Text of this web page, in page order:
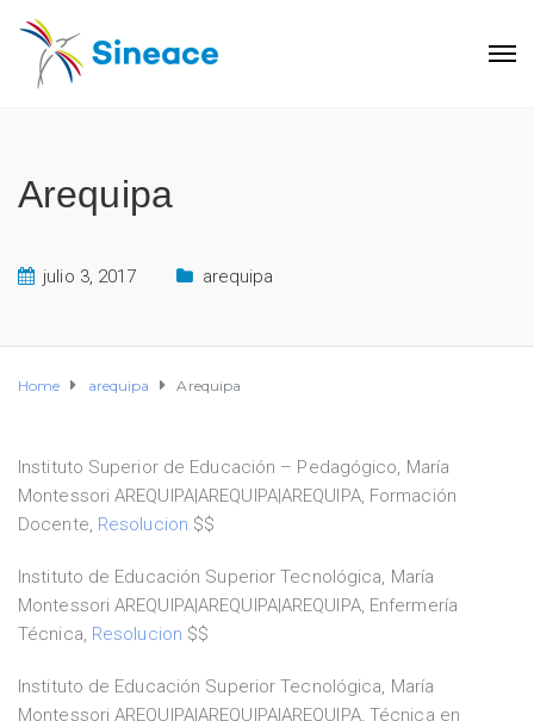
Arequipa
julio 3, 2017 arequipa
Home arequipa Arequipa
Instituto Superior de Educación – Pedagógico, María
Montessori AREQUIPA|AREQUIPA|AREQUIPA, Formación
Docente, Resolucion $$
Instituto de Educación Superior Tecnológica, María
Montessori AREQUIPA|AREQUIPA|AREQUIPA, Enfermería
Técnica, Resolucion $$
Instituto de Educación Superior Tecnológica, María
Montessori AREQUIPA|AREQUIPA|AREQUIPA, Técnica en